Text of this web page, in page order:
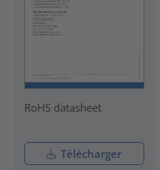
RoHS datasheet
Télécharger